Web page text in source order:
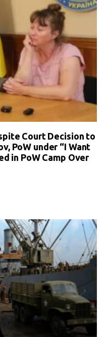
Court Decision to
PoW under “I Want
in PoW Camp Over